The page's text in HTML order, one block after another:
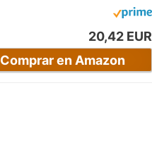
20,42 EUR
Comprar en Amazon